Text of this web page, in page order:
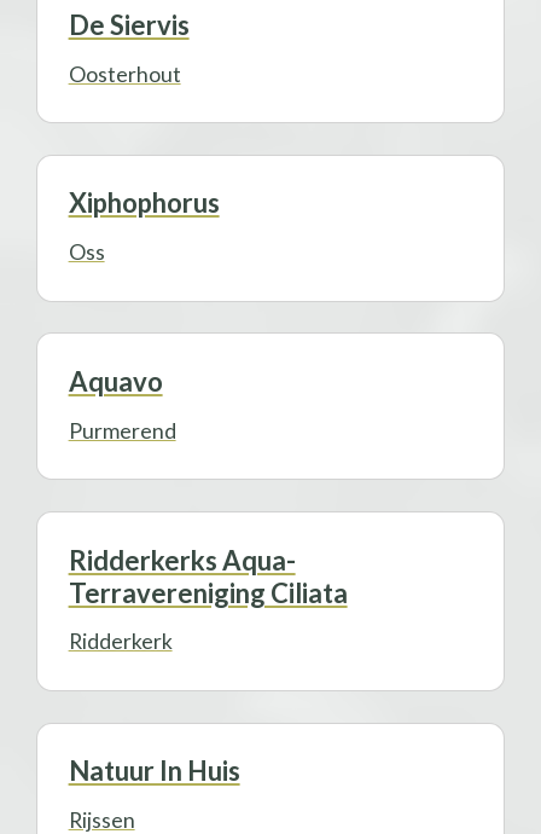
De Siervis
Oosterhout
Xiphophorus
Oss
Aquavo
Purmerend
Ridderkerks Aqua-
Terravereniging Ciliata
Ridderkerk
Natuur In Huis
Rijssen